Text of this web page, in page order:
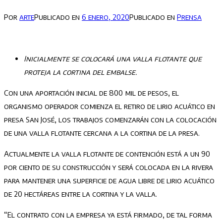
Por artePublicado en 6 enero, 2020Publicado en Prensa
Inicialmente se colocará una valla flotante que
proteja la cortina del embalse.
Con una aportación inicial de 800 mil de pesos, el
organismo operador comienza el retiro de lirio acuático en
presa San José, los trabajos comenzarán con la colocación
de una valla flotante cercana a la cortina de la presa.
Actualmente la valla flotante de contención está a un 90
por ciento de su construcción y será colocada en la rivera
para mantener una superficie de agua libre de lirio acuático
de 20 hectáreas entre la cortina y la valla.
“El contrato con la empresa ya está firmado, de tal forma